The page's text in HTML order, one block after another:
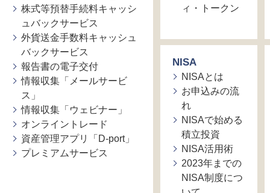
株式等預替手続料キャッシ
ュバックサービス
外貨送金手数料キャッシュ
バックサービス
報告書の電子交付
情報収集「メールサービ
ス」
情報収集「ウェビナー」
オンライントレード
資産管理アプリ「D-port」
プレミアムサービス
ィ・トークン
NISA
NISAとは
お申込みの流
れ
NISAで始める
積立投資
NISA活用術
2023年までの
NISA制度につ